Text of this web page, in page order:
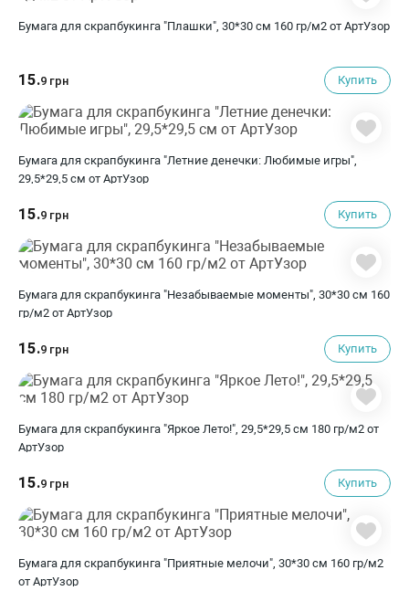
Бумага для скрапбукинга "Плашки", 30*30 см 160 гр/м2 от АртУзор
15.9 грн Купить
Бумага для скрапбукинга "Летние денечки: Любимые игры",
29,5*29,5 см от АртУзор
15.9 грн Купить
Бумага для скрапбукинга "Незабываемые моменты", 30*30 см 160
гр/м2 от АртУзор
15.9 грн Купить
Бумага для скрапбукинга "Яркое Лето!", 29,5*29,5 см 180 гр/м2 от
АртУзор
15.9 грн Купить
Бумага для скрапбукинга "Приятные мелочи", 30*30 см 160 гр/м2
от АртУзор